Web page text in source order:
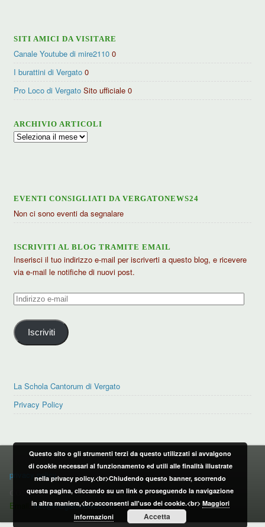
SITI AMICI DA VISITARE
Canale Youtube di mire2110 0
I burattini di Vergato 0
Pro Loco di Vergato Sito ufficiale 0
ARCHIVIO ARTICOLI
Archivio
EVENTI CONSIGLIATI DA VERGATONEWS24
Non ci sono eventi da segnalare
ISCRIVITI AL BLOG TRAMITE EMAIL
Inserisci il tuo indirizzo e-mail per iscriverti a questo blog, e ricevere
via e-mail le notifiche di nuovi post.
Indirizzo
mail
Iscriviti
La Schola Cantorum di Vergato
Privacy Policy
PRIVACY POLICY
privacy policy
CONTATTI:
Email:info@vergatonews24.it
Questo sito o gli strumenti terzi da questo utilizzati si avvalgono
di cookie necessari al funzionamento ed utili alle finalità illustrate
nella privacy policy.<br>Chiudendo questo banner, scorrendo
questa pagina, cliccando su un link o proseguendo la navigazione
in altra maniera,<br>acconsenti all'uso dei cookie.<br> Maggiori
informazioni
Accetta